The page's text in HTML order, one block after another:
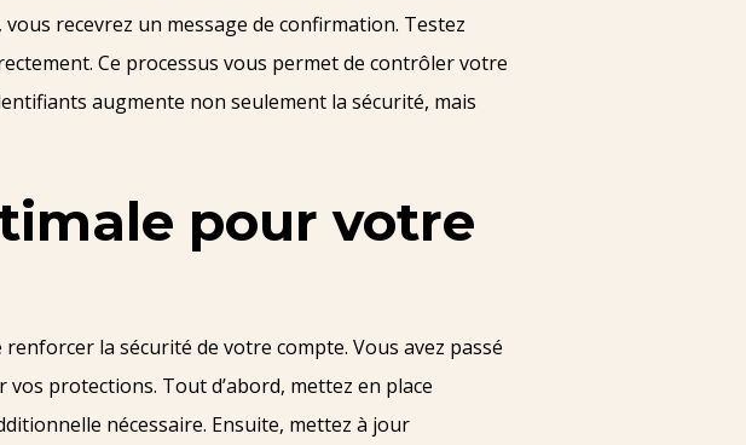
recevrez un message de confirmation. Testez
Ce processus vous permet de contrôler votre
augmente non seulement la sécurité, mais
pour votre
la sécurité de votre compte. Vous avez passé
protections. Tout d’abord, mettez en place
nécessaire. Ensuite, mettez à jour